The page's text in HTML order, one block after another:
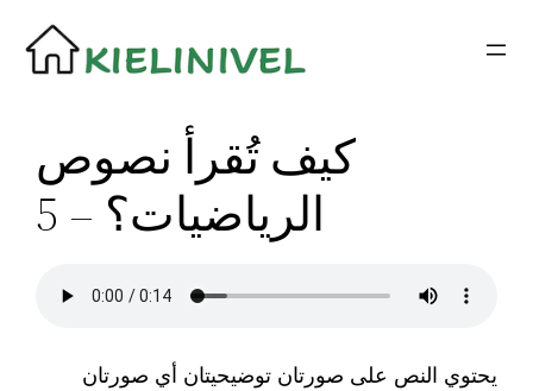
Siirry
sisältöön
كيف تُقرأ نصوص
الرياضيات؟ – 5
يحتوي النص على صورتان توضيحيتان أي صورتان